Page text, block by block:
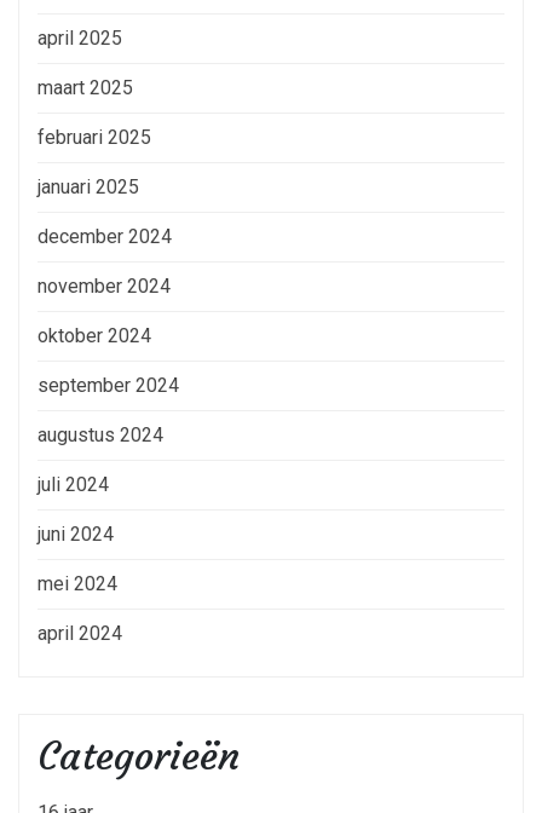
april 2025
maart 2025
februari 2025
januari 2025
december 2024
november 2024
oktober 2024
september 2024
augustus 2024
juli 2024
juni 2024
mei 2024
april 2024
Categorieën